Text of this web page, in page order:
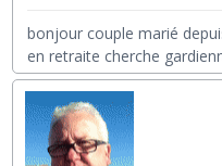
bonjour couple marié
en retraite cherche